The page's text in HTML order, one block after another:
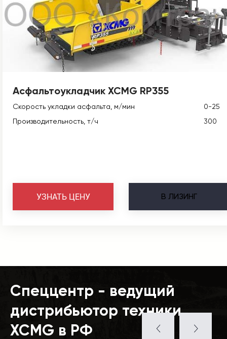
Асфальтоукладчик XCMG RP355
Скорость укладки асфальта, м/мин
0-25
Производительность, т/ч
300
В ЛИЗИНГ
УЗНАТЬ ЦЕНУ
Спеццентр - ведущий
дистрибьютор техники
XCMG в РФ